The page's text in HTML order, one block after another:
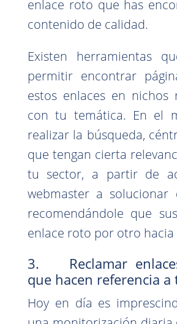
enlace roto que has
contenido de calidad.
Existen herramientas
permitir encontrar
estos enlaces en nichos
con tu temática. En el
realizar la búsqueda,
que tengan cierta
tu sector, a partir de
webmaster a solucionar
recomendándole que
enlace roto por otro hacia
3. Reclamar
que hacen referencia a
Hoy en día es